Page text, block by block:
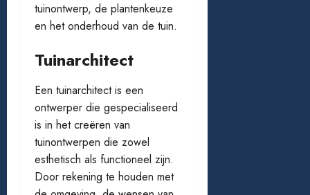
tuinontwerp, de plantenkeuze
en het onderhoud van de tuin.
Tuinarchitect
Een tuinarchitect is een
ontwerper die gespecialiseerd
is in het creëren van
tuinontwerpen die zowel
esthetisch als functioneel zijn.
Door rekening te houden met